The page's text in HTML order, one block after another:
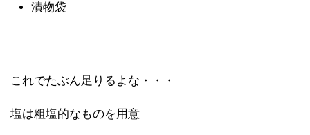
漬物袋
これでたぶん足りるよな・・・
塩は粗塩的なものを用意